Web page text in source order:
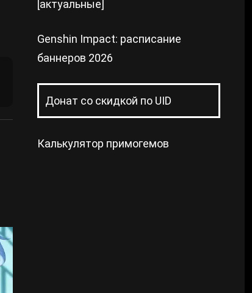
[актуальные]
Genshin Impact: расписание
баннеров 2026
Донат со скидкой по UID
Калькулятор примогемов